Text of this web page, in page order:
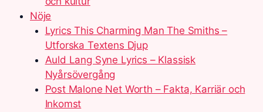
Nöje
Lyrics This Charming Man The Smiths –
Utforska Textens Djup
Auld Lang Syne Lyrics – Klassisk
Nyårsövergång
Post Malone Net Worth – Fakta, Karriär och
Inkomst